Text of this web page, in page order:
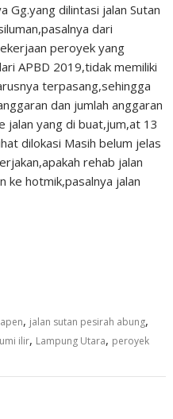
Gg.yang dilintasi jalan Sutan
dari
peroyek yang
APBD 2019,tidak memiliki
terpasang,sehingga
dan jumlah anggaran
jalan yang di buat,jum,at 13
dilokasi Masih belum jelas
rehab jalan
ke hotmik,pasalnya jalan
, jalan sutan pesirah abung,
ilir, Lampung Utara, peroyek